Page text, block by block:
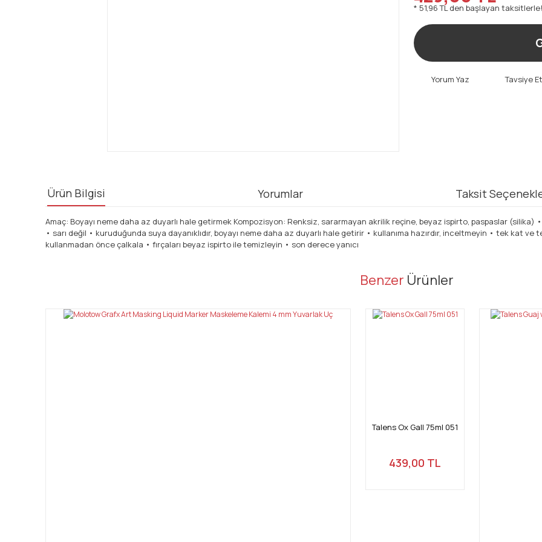
* 51,96 TL den başlayan
Yorum Yaz Tavsiye Et
Ürün Bilgisi Yorumlar Taksit
Amaç: Boyayı neme daha az duyarlı hale getirmek Kompozisyon: Renksiz, sararmayan akrilik reçine, beyaz ispirto, paspaslar
• sarı değil • kuruduğunda suya dayanıklıdır, boyayı neme daha az duyarlı hale getirir • kullanıma hazırdır, inceltmeyin • tek kat
kullanmadan önce çalkala • fırçaları beyaz ispirto ile temizleyin • son derece yanıcı
Bu ürünün fiyat bilgisi, resim, ürün açıklamalarında ve diğer konularda yetersiz gördüğünüz noktaları öneri formunu kullanarak
Ürün resmi kalitesiz, bozuk veya görüntülenemiyor.
Gönder
Benzer Ürünler
Talens Ox Gall 75ml 051
439,00 TL